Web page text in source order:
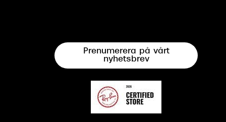
Prenumerera på vårt
nyhetsbrev